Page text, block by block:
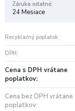
Recyklačný poplatok
DPH
Cena s DPH vrátane
poplatkov
Cena bez DPH vrátane
poplatkov
Záruka ostatné
24 Mesiace